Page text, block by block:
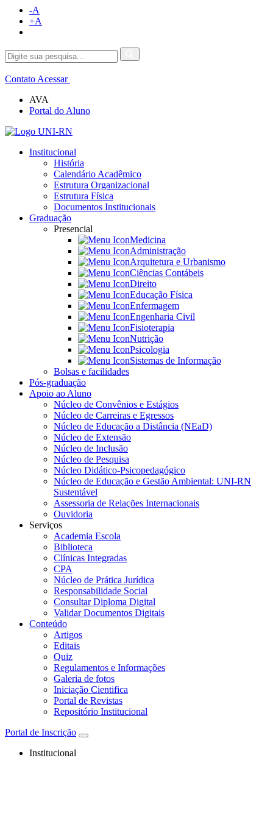
-A
+A
Contato Acessar
AVA
Portal do Aluno
Institucional
História
Calendário Acadêmico
Estrutura Organizacional
Estrutura Física
Documentos Institucionais
Graduação
Presencial
Medicina
Administração
Arquitetura e Urbanismo
Ciências Contábeis
Direito
Educação Física
Enfermagem
Engenharia Civil
Fisioterapia
Nutrição
Psicologia
Sistemas de Informação
Bolsas e facilidades
Pós-graduação
Apoio ao Aluno
Núcleo de Convênios e Estágios
Núcleo de Carreiras e Egressos
Núcleo de Educação a Distância (NEaD)
Núcleo de Extensão
Núcleo de Inclusão
Núcleo de Pesquisa
Núcleo Didático-Psicopedagógico
Núcleo de Educação e Gestão Ambiental: UNI-RN
Sustentável
Assessoria de Relações Internacionais
Ouvidoria
Serviços
Academia Escola
Biblioteca
Clínicas Integradas
CPA
Núcleo de Prática Jurídica
Responsabilidade Social
Consultar Diploma Digital
Validar Documentos Digitais
Conteúdo
Artigos
Editais
Quiz
Regulamentos e Informações
Galeria de fotos
Iniciação Cientifica
Portal de Revistas
Repositório Institucional
Portal de Inscrição
Institucional